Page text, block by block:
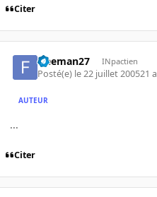
Citer
freeman27 INpactien
Posté(e) le 22 juillet 200521 a
AUTEUR
...
Citer